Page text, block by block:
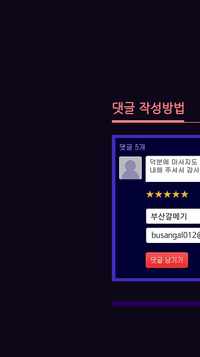
댓글 작성방법